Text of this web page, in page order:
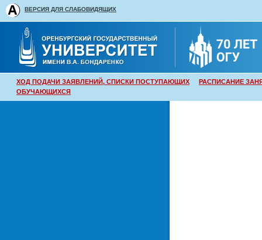
ВЕРСИЯ ДЛЯ СЛАБОВИДЯЩИХ
ХОД ПОДАЧИ ЗАЯВЛЕНИЙ, СПИСКИ ПОСТУПАЮЩИХ
РАСПИСАНИЕ
ОБУЧАЮЩИХСЯ